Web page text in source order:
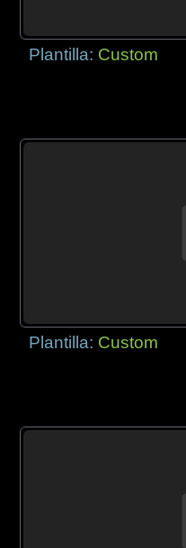
Plantilla: Custom
Plantilla: Custom